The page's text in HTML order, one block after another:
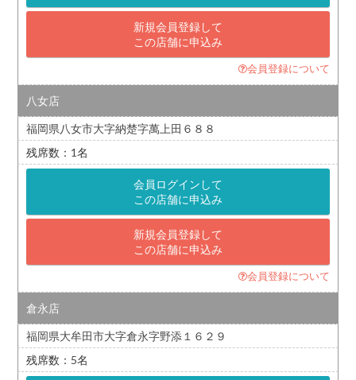
新規会員登録して
この店舗に申込み
会員登録について
八女店
福岡県八女市大字納楚字萬上田６８８
1
会員ログインして
この店舗に申込み
新規会員登録して
この店舗に申込み
会員登録について
倉永店
福岡県大牟田市大字倉永字野添１６２９
5